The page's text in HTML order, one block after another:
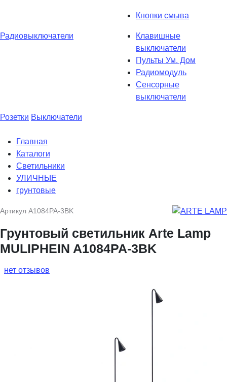
Кнопки смыва
Радиовыключатели
Клавишные
выключатели
Пульты Ум. Дом
Радиомодуль
Сенсорные
выключатели
Розетки Выключатели
Главная
Каталоги
Светильники
УЛИЧНЫЕ
грунтовые
Артикул A1084PA-3BK
Грунтовый светильник Arte Lamp
MULIPHEIN A1084PA-3BK
нет отзывов